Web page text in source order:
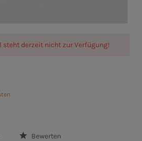
steht derzeit nicht zur Verfügung!
Bewerten